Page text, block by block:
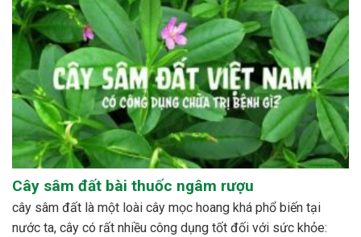
Cây sâm đất bài thuốc ngâm rượu
cây sâm đất là một loài cây mọc hoang khá phổ biến tại
nước ta, cây có rất nhiều công dụng tốt đối với sức khỏe: